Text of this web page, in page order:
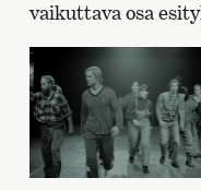
vaikuttava osa